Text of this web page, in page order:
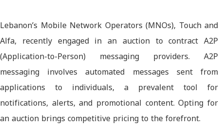
Lebanon’s Mobile Network Operators (MNOs), Touch and
Alfa, recently engaged in an auction to contract A2P
(Application-to-Person) messaging providers. A2P
messaging involves automated messages sent from
applications to individuals, a prevalent tool for
notifications, alerts, and promotional content. Opting for
an auction brings competitive pricing to the forefront.